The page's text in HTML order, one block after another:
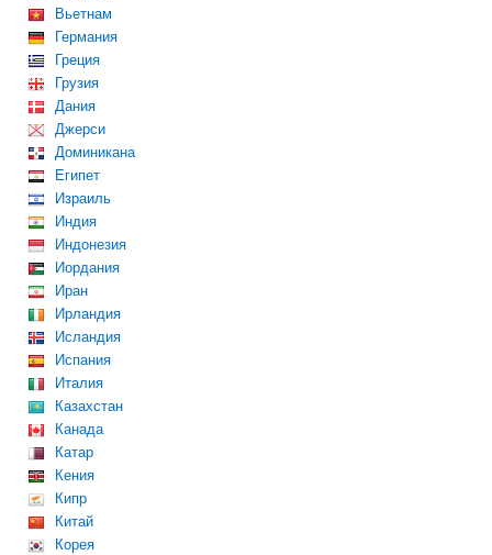
Вьетнам
Германия
Греция
Грузия
Дания
Джерси
Доминикана
Египет
Израиль
Индия
Индонезия
Иордания
Иран
Ирландия
Исландия
Испания
Италия
Казахстан
Канада
Катар
Кения
Кипр
Китай
Корея